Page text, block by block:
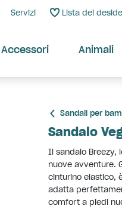
Servizi Lista dei
Accessori Animali
Sandali per
Sandalo
Il sandalo Breezy,
nuove avventure.
cinturino elastico,
adatta
comfort a piedi